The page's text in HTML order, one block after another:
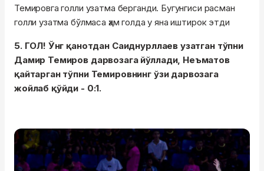
Темировга голли узатма берганди. Бугунгиси расман
голли узатма бўлмаса ҳам голда у яна иштирок этди
5. ГОЛ! Ўнг қанотдан Саиднурллаев узатган тўпни
Дамир Темиров дарвозага йўллади, Неъматов
қайтарган тўпни Темировнинг ўзи дарвозага
жойлаб қўйди - 0:1.